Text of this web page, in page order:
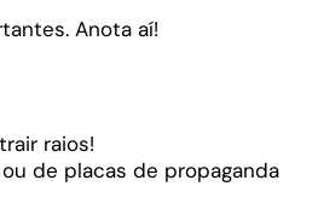
Anota aí!
raios!
de placas de propaganda